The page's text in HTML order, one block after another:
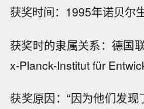
获奖时间：1995年诺贝尔
获奖时的隶属关系：德国
x-Planck-Institut für
获奖原因：“因为他们发